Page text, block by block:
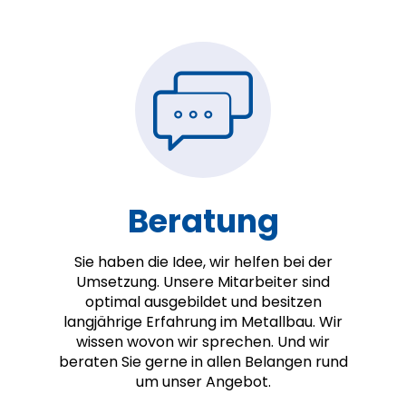
Beratung
Sie haben die Idee, wir helfen bei der
Umsetzung. Unsere Mitarbeiter sind
optimal ausgebildet und besitzen
langjährige Erfahrung im Metallbau. Wir
wissen wovon wir sprechen. Und wir
beraten Sie gerne in allen Belangen rund
um unser Angebot.